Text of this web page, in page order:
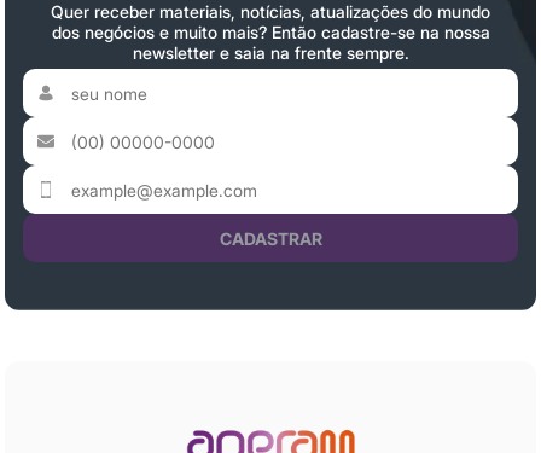
Quer receber materiais, notícias, atualizações do mundo
dos negócios e muito mais? Então cadastre-se na nossa
newsletter e saia na frente sempre.
CADASTRAR